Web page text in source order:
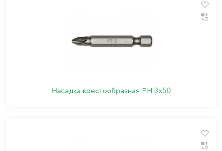
Насадка крестообразная PН 3х50